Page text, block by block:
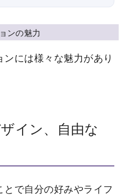
ンの魅力
には様々な魅力があり
イン、自由な
とで自分の好みやライフ